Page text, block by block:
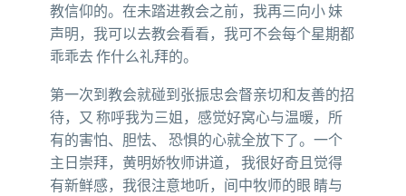
教信仰的。在未踏进教会之前，我再三向小 妹
声明，我可以去教会看看，我可不会每个星期都
乖乖去 作什么礼拜的。
第一次到教会就碰到张振忠会督亲切和友善的招
待，又 称呼我为三姐，感觉好窝心与温暖，所
有的害怕、胆怯、 恐惧的心就全放下了。一个
主日崇拜，黄明娇牧师讲道， 我很好奇且觉得
有新鲜感，我很注意地听，间中牧师的眼 睛与